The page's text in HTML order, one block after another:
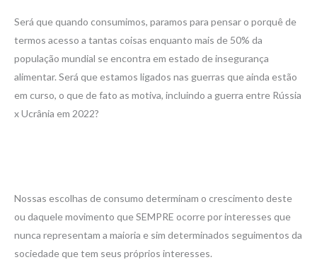
Será que quando consumimos, paramos para pensar o porquê de
termos acesso a tantas coisas enquanto mais de 50% da
população mundial se encontra em estado de insegurança
alimentar. Será que estamos ligados nas guerras que ainda estão
em curso, o que de fato as motiva, incluindo a guerra entre Rússia
x Ucrânia em 2022?
Nossas escolhas de consumo determinam o crescimento deste
ou daquele movimento que SEMPRE ocorre por interesses que
nunca representam a maioria e sim determinados seguimentos da
sociedade que tem seus próprios interesses.